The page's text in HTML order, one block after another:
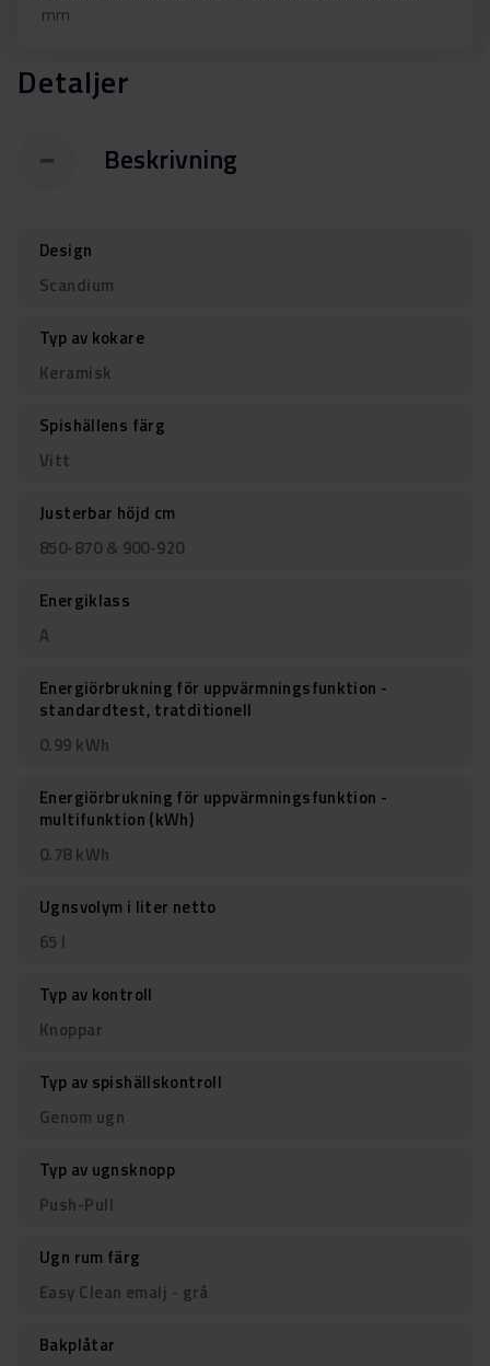
mm
Detaljer
Beskrivning
Design
Scandium
Typ av kokare
Keramisk
Spishällens färg
Vitt
Justerbar höjd cm
850-870 & 900-920
Energiklass
A
Energiörbrukning för uppvärmningsfunktion -
standardtest, tratditionell
0.99 kWh
Energiörbrukning för uppvärmningsfunktion -
multifunktion (kWh)
0.78 kWh
Ugnsvolym i liter netto
65 l
Typ av kontroll
Knoppar
Typ av spishällskontroll
Genom ugn
Typ av ugnsknopp
Push-Pull
Ugn rum färg
Easy Clean emalj - grå
Bakplåtar